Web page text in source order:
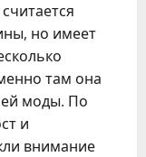
но имеет
там она
моды. По
и
внимание